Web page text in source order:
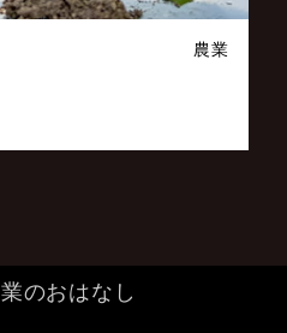
農業
のおはなし